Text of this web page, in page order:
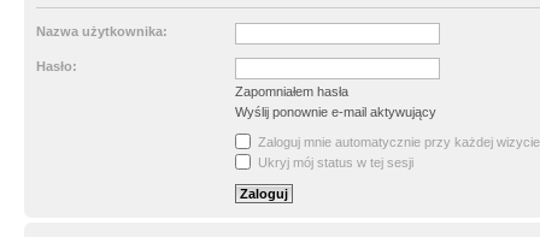
Nazwa użytkownika:
Hasło:
Zapomniałem hasła
Wyślij ponownie e-mail aktywujący
Zaloguj mnie automatycznie przy każdej wizycie
Ukryj mój status w tej sesji